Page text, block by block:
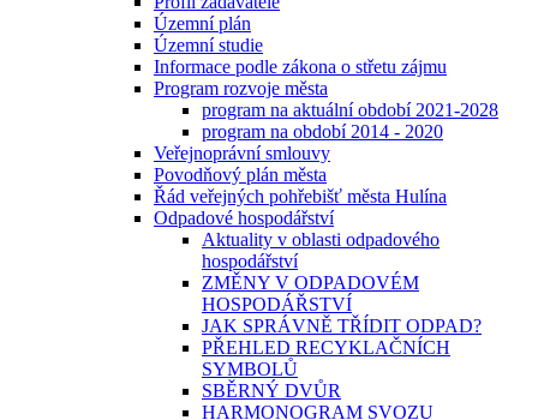
Územní plán
Územní studie
Informace podle zákona o střetu zájmu
Program rozvoje města
program na aktuální období 2021-2028
program na období 2014 - 2020
Veřejnoprávní smlouvy
Povodňový plán města
Řád veřejných pohřebišť města Hulína
Odpadové hospodářství
Aktuality v oblasti odpadového
hospodářství
ZMĚNY V ODPADOVÉM
HOSPODÁŘSTVÍ
JAK SPRÁVNĚ TŘÍDIT ODPAD?
PŘEHLED RECYKLAČNÍCH
SYMBOLŮ
SBĚRNÝ DVŮR
HARMONOGRAM SVOZU